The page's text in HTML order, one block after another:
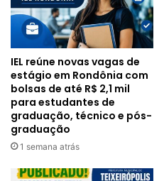
IEL reúne novas vagas de
estágio em Rondônia com
bolsas de até R$ 2,1 mil
para estudantes de
graduação, técnico e pós-
graduação
1 semana atrás